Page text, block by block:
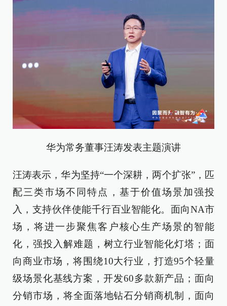
华为常务董事汪涛发表主题演讲
汪涛表示，华为坚持“一个深耕，两个扩张”，匹
配三类市场不同特点，基于价值场景加强投
入，支持伙伴使能千行百业智能化。面向NA市
场，将进一步聚焦客户核心生产场景的智能
化，强投入解难题，树立行业智能化灯塔；面
向商业市场，将围绕10大行业，打造95个轻量
级场景化基线方案，开发60多款新产品；面向
分销市场，将全面落地钻石分销商机制，面向